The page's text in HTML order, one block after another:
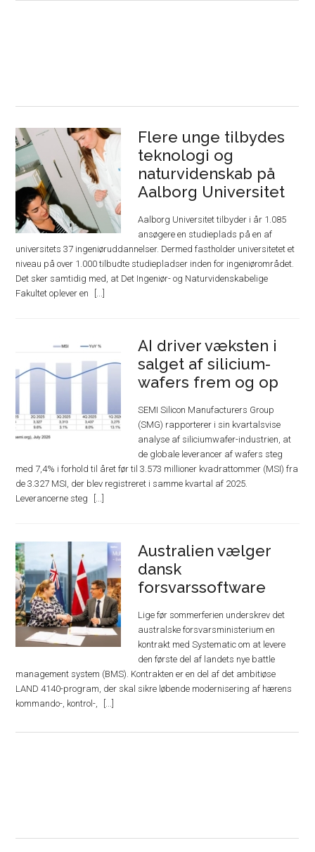
Flere unge tilbydes
teknologi og
naturvidenskab på
Aalborg Universitet
Aalborg Universitet tilbyder i år 1.085
ansøgere en studieplads på en af
universitets 37 ingeniøruddannelser. Dermed fastholder universitetet et
niveau på over 1.000 tilbudte studiepladser inden for ingeniørområdet.
Det sker samtidig med, at Det Ingeniør- og Naturvidenskabelige
Fakultet oplever en
AI driver væksten i
salget af silicium-
wafers frem og op
SEMI Silicon Manufacturers Group
(SMG) rapporterer i sin kvartalsvise
analyse af siliciumwafer-industrien, at
de globale leverancer af wafers steg
med 7,4% i forhold til året før til 3.573 millioner kvadrattommer (MSI) fra
de 3.327 MSI, der blev registreret i samme kvartal af 2025.
Leverancerne steg
Australien vælger
dansk
forsvarssoftware
Lige før sommerferien underskrev det
australske forsvarsministerium en
kontrakt med Systematic om at levere
den første del af landets nye battle
management system (BMS). Kontrakten er en del af det ambitiøse
LAND 4140-program, der skal sikre løbende modernisering af hærens
kommando-, kontrol-,